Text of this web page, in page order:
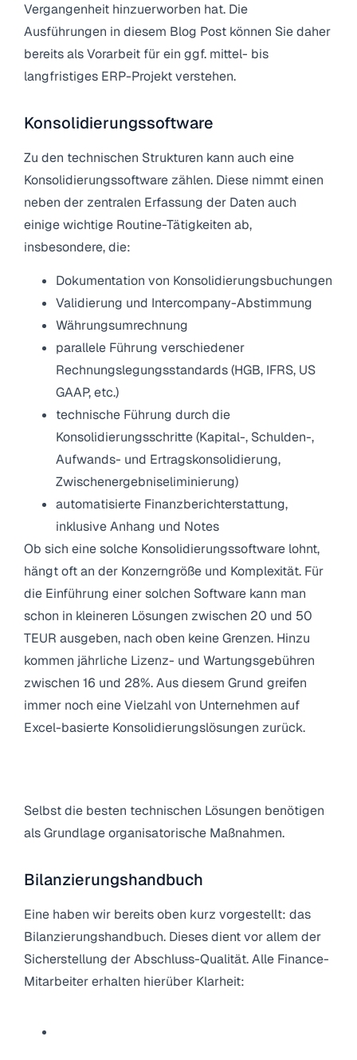
Vergangenheit hinzuerworben hat. Die
Ausführungen in diesem Blog Post können Sie daher
bereits als Vorarbeit für ein ggf. mittel- bis
langfristiges ERP-Projekt verstehen.
Konsolidierungssoftware
Zu den technischen Strukturen kann auch eine
Konsolidierungssoftware zählen. Diese nimmt einen
neben der zentralen Erfassung der Daten auch
einige wichtige Routine-Tätigkeiten ab,
insbesondere, die:
Dokumentation von Konsolidierungsbuchungen
Validierung und Intercompany-Abstimmung
Währungsumrechnung
parallele Führung verschiedener
Rechnungslegungsstandards (HGB, IFRS, US
GAAP, etc.)
technische Führung durch die
Konsolidierungsschritte (Kapital-, Schulden-,
Aufwands- und Ertragskonsolidierung,
Zwischenergebniseliminierung)
automatisierte Finanzberichterstattung,
inklusive Anhang und Notes
Ob sich eine solche Konsolidierungssoftware lohnt,
hängt oft an der Konzerngröße und Komplexität. Für
die Einführung einer solchen Software kann man
schon in kleineren Lösungen zwischen 20 und 50
TEUR ausgeben, nach oben keine Grenzen. Hinzu
kommen jährliche Lizenz- und Wartungsgebühren
zwischen 16 und 28%. Aus diesem Grund greifen
immer noch eine Vielzahl von Unternehmen auf
Excel-basierte Konsolidierungslösungen zurück.
Selbst die besten technischen Lösungen benötigen
als Grundlage organisatorische Maßnahmen.
Bilanzierungshandbuch
Eine haben wir bereits oben kurz vorgestellt: das
Bilanzierungshandbuch. Dieses dient vor allem der
Sicherstellung der Abschluss-Qualität. Alle Finance-
Mitarbeiter erhalten hierüber Klarheit: